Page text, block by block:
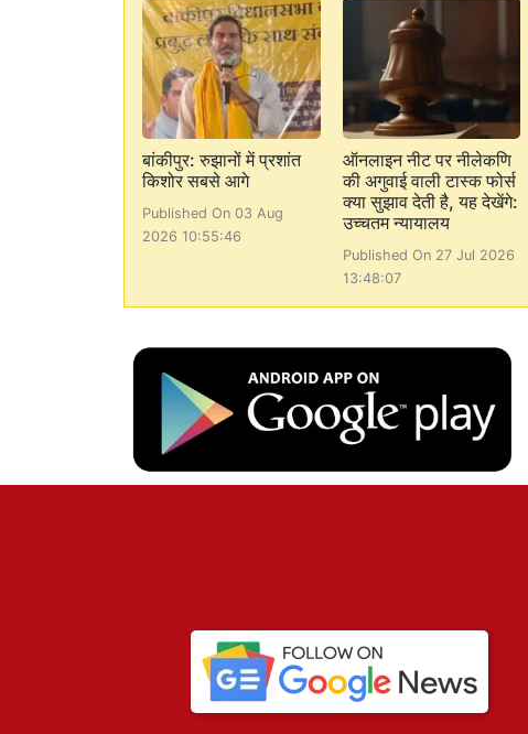
बांकीपुर: रुझानों में प्रशांत
किशोर सबसे आगे
Published On 03 Aug
2026 10:55:46
ऑनलाइन नीट पर नीलेकणि
की अगुवाई वाली टास्क फोर्स
क्या सुझाव देती है, यह देखेंगे:
उच्चतम न्यायालय
Published On 27 Jul 2026
13:48:07